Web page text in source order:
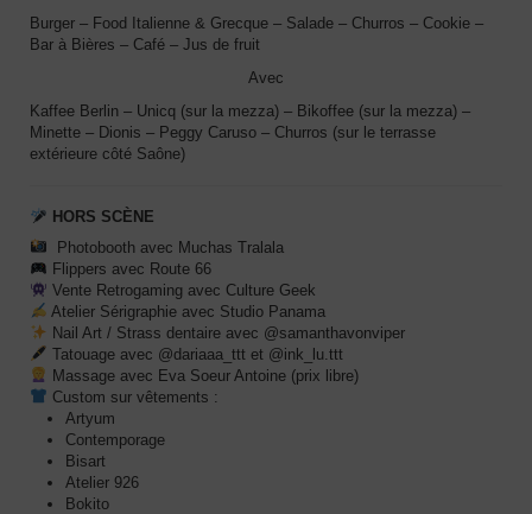
Burger – Food Italienne & Grecque – Salade – Churros – Cookie –
Bar à Bières – Café – Jus de fruit
Avec
Kaffee Berlin – Unicq (sur la mezza) – Bikoffee (sur la mezza) –
Minette – Dionis – Peggy Caruso – Churros (sur le terrasse
extérieure côté Saône)
HORS SCÈNE
Photobooth avec Muchas Tralala
Flippers avec Route 66
Vente Retrogaming avec Culture Geek
Atelier Sérigraphie avec Studio Panama
Nail Art / Strass dentaire avec @samanthavonviper
Tatouage avec @dariaaa_ttt et @ink_lu.ttt
Massageavec Eva Soeur Antoine (prix libre)
Custom sur vêtements :
Artyum
Contemporage
Bisart
Atelier 926
Bokito